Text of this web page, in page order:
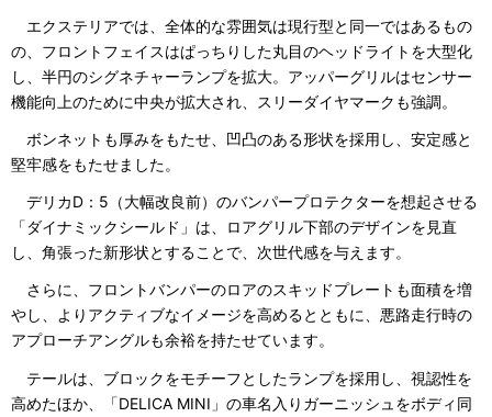
エクステリアでは、全体的な雰囲気は現行型と同一ではあるもの
の、フロントフェイスはぱっちりした丸目のヘッドライトを大型化
し、半円のシグネチャーランプを拡大。アッパーグリルはセンサー
機能向上のために中央が拡大され、スリーダイヤマークも強調。
ボンネットも厚みをもたせ、凹凸のある形状を採用し、安定感と
堅牢感をもたせました。
デリカD：5（大幅改良前）のバンパープロテクターを想起させる
「ダイナミックシールド」は、ロアグリル下部のデザインを見直
し、角張った新形状とすることで、次世代感を与えます。
さらに、フロントバンパーのロアのスキッドプレートも面積を増
やし、よりアクティブなイメージを高めるとともに、悪路走行時の
アプローチアングルも余裕を持たせています。
テールは、ブロックをモチーフとしたランプを採用し、視認性を
高めたほか、「DELICA MINI」の車名入りガーニッシュをボディ同